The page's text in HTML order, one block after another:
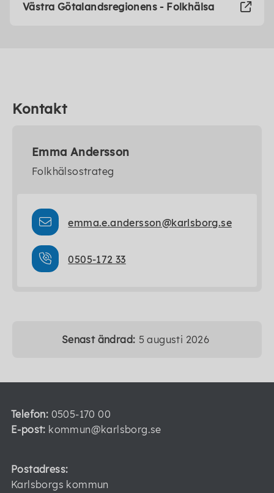
Västra Götalandsregionens - Folkhälsa
Kontakt
Emma Andersson
Folkhälsostrateg
emma.e.andersson@karlsborg.se
0505-172 33
Senast ändrad: 5 augusti 2026
Telefon: 0505-170 00
E-post: kommun@karlsborg.se
Postadress:
Karlsborgs kommun